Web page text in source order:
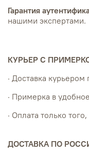
Гарантия
нашими экспертами.
КУРЬЕР С
· Доставка
· Примерка в
· Оплата только
ДОСТАВКА ПО